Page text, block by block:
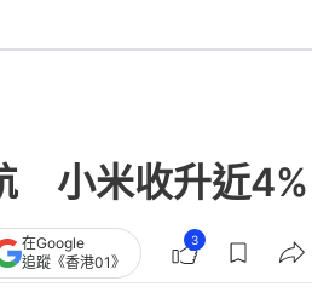
小米收升近4%
在Google
追蹤《香港01》
3